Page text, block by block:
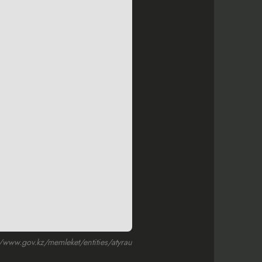
memleket/entities/atyrau